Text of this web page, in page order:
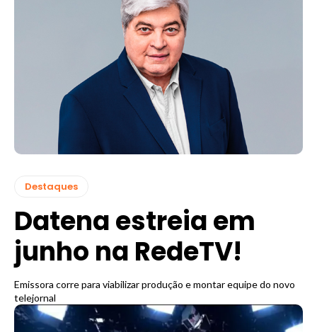
Destaques
Datena estreia em
junho na RedeTV!
Emissora corre para viabilizar produção e montar equipe do novo
telejornal